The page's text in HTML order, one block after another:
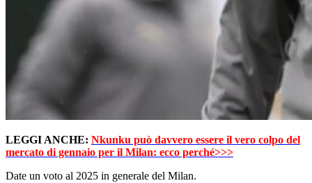
LEGGI ANCHE: Nkunku può davvero essere il vero colpo del
mercato di gennaio per il Milan: ecco perché>>>
Date un voto al 2025 in generale del Milan.